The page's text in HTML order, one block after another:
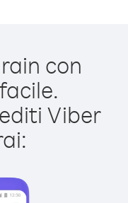
con
Viber